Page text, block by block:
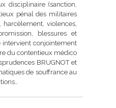
disciplinaire (sanction,
pénal des militaires
violences,
blessures et
intervient conjointement
du contentieux médico
BRUGNOT et
de souffrance au